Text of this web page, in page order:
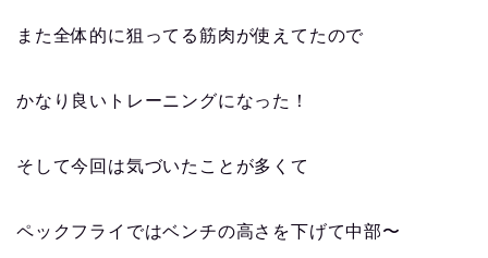
また全体的に狙ってる筋肉が使えてたので
かなり良いトレーニングになった！
そして今回は気づいたことが多くて
ペックフライではベンチの高さを下げて中部〜